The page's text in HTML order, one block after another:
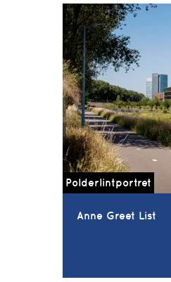
Polderlintportret
Anne Greet List